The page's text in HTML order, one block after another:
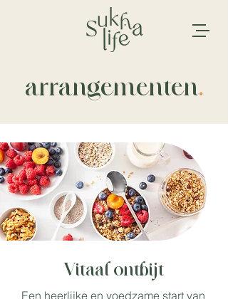
arrangementen.
Vitaal ontbijt
Een heerlijke en voedzame start van